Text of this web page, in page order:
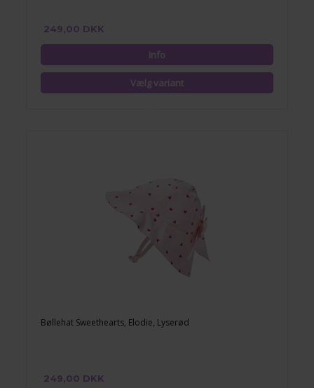
249,00 DKK
Bøllehat Sweethearts, Elodie, Lyserød
249,00 DKK